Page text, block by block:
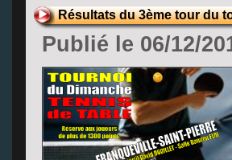
Résultats du 3ème tour du
Publié le 06/12/